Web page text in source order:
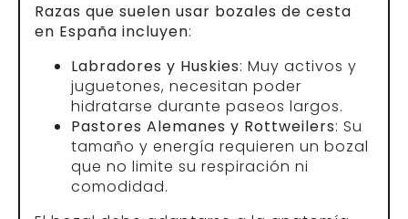
Razas que suelen usar bozales de cesta
en España incluyen:
Labradores y Huskies: Muy activos y
juguetones, necesitan poder
hidratarse durante paseos largos.
Pastores Alemanes y Rottweilers: Su
tamaño y energía requieren un bozal
que no limite su respiración ni
comodidad.